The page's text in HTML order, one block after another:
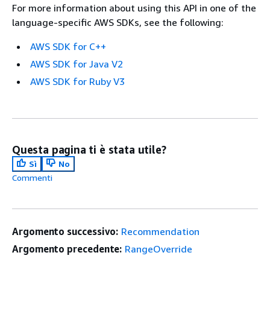
For more information about using this API in one of the
language-specific AWS SDKs, see the following:
AWS SDK for C++
AWS SDK for Java V2
AWS SDK for Ruby V3
Questa pagina ti è stata utile?
Sì
No
Commenti
Argomento successivo: Recommendation
Argomento precedente: RangeOverride